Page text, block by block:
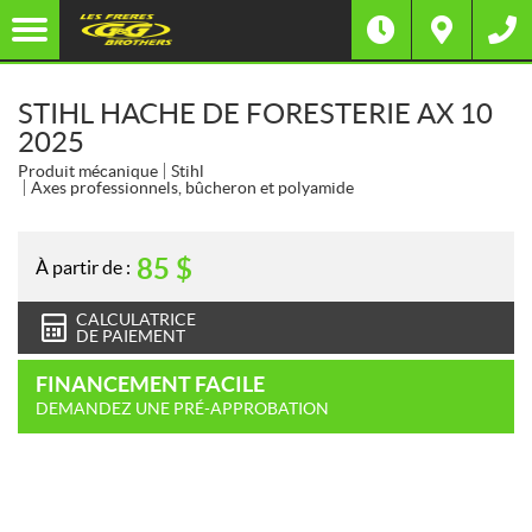
STIHL HACHE DE FORESTERIE AX 10
2025
Produit mécanique
Stihl
Axes professionnels, bûcheron et polyamide
À partir de : 85 $
CALCULATRICE
DE PAIEMENT
FINANCEMENT FACILE
DEMANDEZ UNE PRÉ-APPROBATION